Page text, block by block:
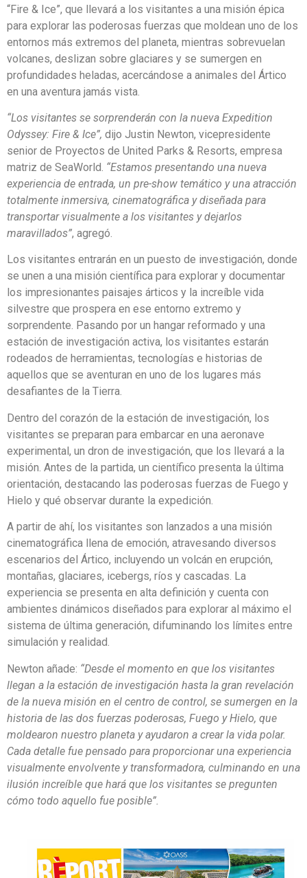
“Fire & Ice”, que llevará a los visitantes a una misión épica
para explorar las poderosas fuerzas que moldean uno de los
entornos más extremos del planeta, mientras sobrevuelan
volcanes, deslizan sobre glaciares y se sumergen en
profundidades heladas, acercándose a animales del Ártico
en una aventura jamás vista.
“Los visitantes se sorprenderán con la nueva Expedition
Odyssey: Fire & Ice”, dijo Justin Newton, vicepresidente
senior de Proyectos de United Parks & Resorts, empresa
matriz de SeaWorld. “Estamos presentando una nueva
experiencia de entrada, un pre-show temático y una atracción
totalmente inmersiva, cinematográfica y diseñada para
transportar visualmente a los visitantes y dejarlos
maravillados”, agregó.
Los visitantes entrarán en un puesto de investigación, donde
se unen a una misión científica para explorar y documentar
los impresionantes paisajes árticos y la increíble vida
silvestre que prospera en ese entorno extremo y
sorprendente. Pasando por un hangar reformado y una
estación de investigación activa, los visitantes estarán
rodeados de herramientas, tecnologías e historias de
aquellos que se aventuran en uno de los lugares más
desafiantes de la Tierra.
Dentro del corazón de la estación de investigación, los
visitantes se preparan para embarcar en una aeronave
experimental, un dron de investigación, que los llevará a la
misión. Antes de la partida, un científico presenta la última
orientación, destacando las poderosas fuerzas de Fuego y
Hielo y qué observar durante la expedición.
A partir de ahí, los visitantes son lanzados a una misión
cinematográfica llena de emoción, atravesando diversos
escenarios del Ártico, incluyendo un volcán en erupción,
montañas, glaciares, icebergs, ríos y cascadas. La
experiencia se presenta en alta definición y cuenta con
ambientes dinámicos diseñados para explorar al máximo el
sistema de última generación, difuminando los límites entre
simulación y realidad.
Newton añade: “Desde el momento en que los visitantes
llegan a la estación de investigación hasta la gran revelación
de la nueva misión en el centro de control, se sumergen en la
historia de las dos fuerzas poderosas, Fuego y Hielo, que
moldearon nuestro planeta y ayudaron a crear la vida polar.
Cada detalle fue pensado para proporcionar una experiencia
visualmente envolvente y transformadora, culminando en una
ilusión increíble que hará que los visitantes se pregunten
cómo todo aquello fue posible”.